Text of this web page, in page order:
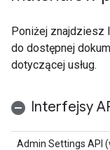
Poniżej znajdziesz
do dostępnej
dotyczącej usług.
Interfejsy
Admin Settings API